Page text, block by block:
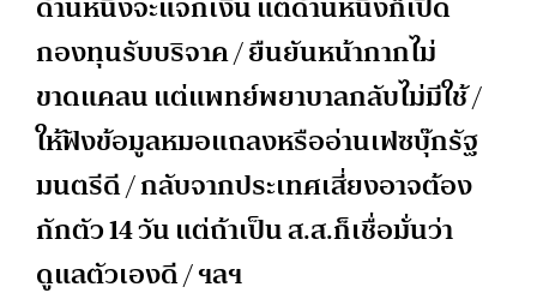
กองทุนรับบริจาค / ยืนยันหน้ากากไม่
ขาดแคลน แต่แพทย์พยาบาลกลับไม่มีใช้ /
ให้ฟังข้อมูลหมอแถลงหรืออ่านเฟซบุ๊กรัฐ
มนตรีดี / กลับจากประเทศเสี่ยงอาจต้อง
กักตัว 14 วัน แต่ถ้าเป็น ส.ส.ก็เชื่อมั่นว่า
ดูแลตัวเองดี / ฯลฯ